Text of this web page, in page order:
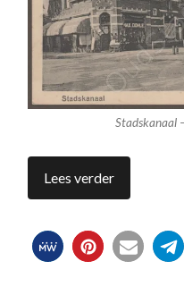
Stadskanaal
Lees verder